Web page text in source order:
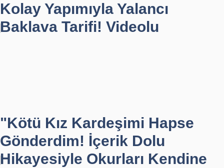
Kolay Yapımıyla Yalancı
Baklava Tarifi! Videolu
"Kötü Kız Kardeşimi Hapse
Gönderdim! İçerik Dolu
Hikayesiyle Okurları Kendine